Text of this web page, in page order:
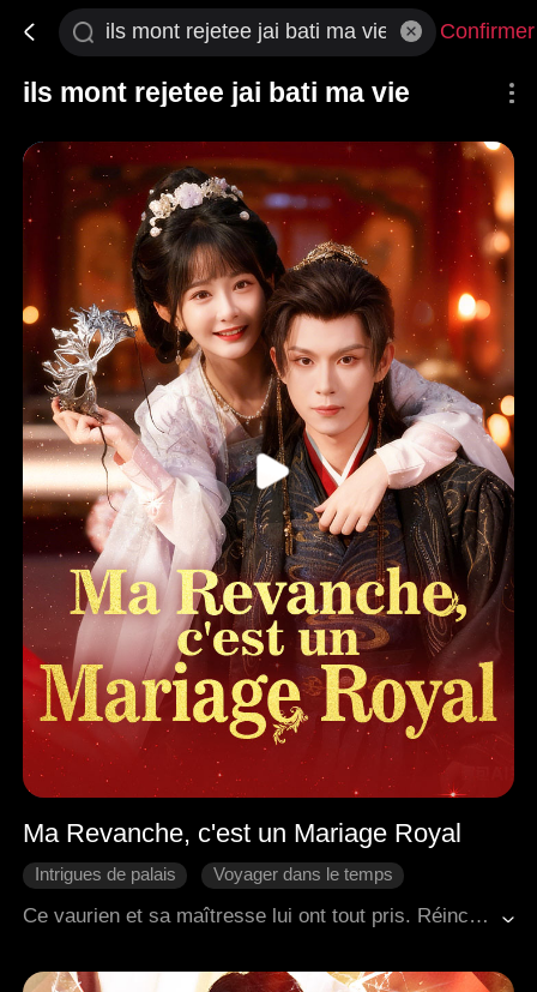
Confirmer
ils mont rejetee jai bati ma vie
Ma Revanche, c'est un Mariage Royal
Intrigues de palais
Voyager dans le temps
Prince
Ce vaurien et sa maîtresse lui ont tout pris. Réincarnée, elle plaqua l'imbécile et épousa le prince héritier, réputé mourant. Tout le monde crut qu'elle deviendrait vite veuve. Mais attendez ! Cet homme digne et d'une beauté frappante ressemblait trait pour trait au prince héritier paralysé.